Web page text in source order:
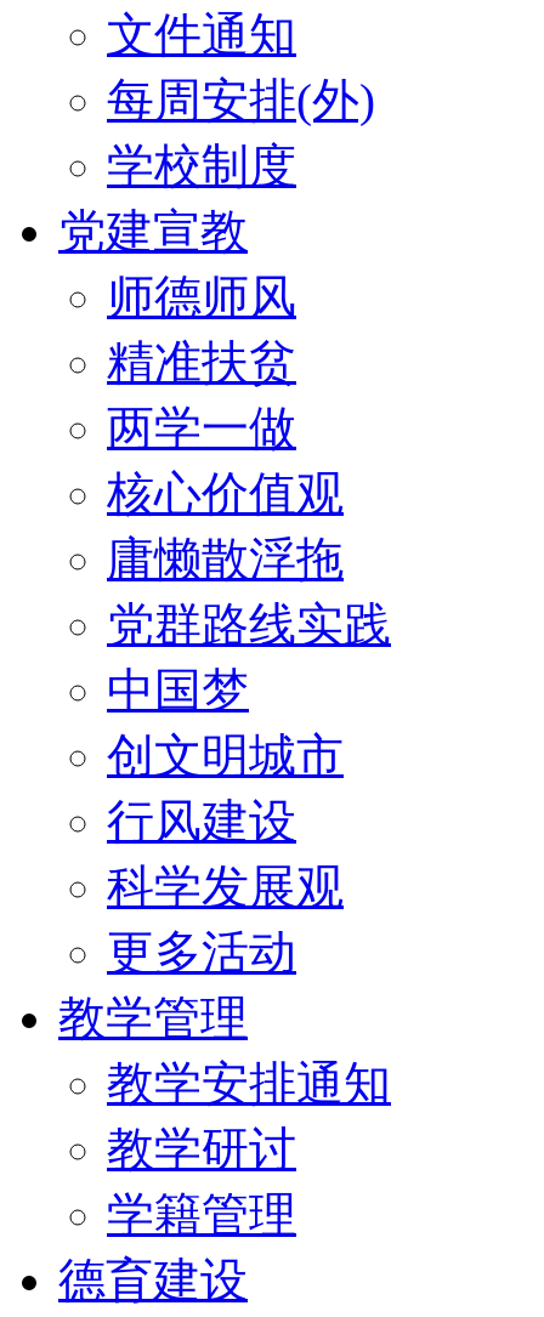
文件通知
每周安排(外)
学校制度
党建宣教
师德师风
精准扶贫
两学一做
核心价值观
庸懒散浮拖
党群路线实践
中国梦
创文明城市
行风建设
科学发展观
更多活动
教学管理
教学安排通知
教学研讨
学籍管理
德育建设